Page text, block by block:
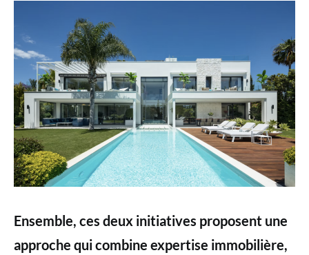
Ensemble, ces deux initiatives proposent une
approche qui combine expertise immobilière,